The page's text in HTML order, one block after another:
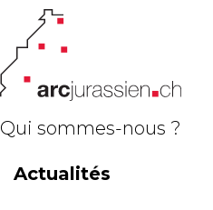
Qui sommes-nous ?
Actualités